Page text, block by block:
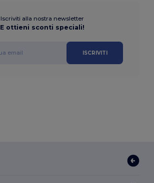
Iscriviti alla nostra newsletter
E ottieni sconti speciali!
ISCRIVITI